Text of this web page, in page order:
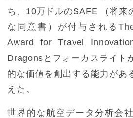
ち、10万ドルのSAFE （将来
な同意書）が付与される
Award for Travel
Dragonsとフォーカスライト
的な価値を創出する能力があ
えた。
世界的な航空データ分析会